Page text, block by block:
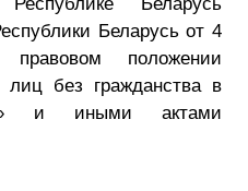
Беларусь от 4
положении
лиц без гражданства в
и иными актами